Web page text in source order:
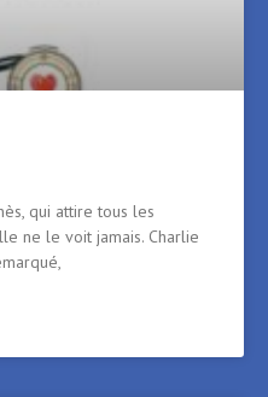
qui attire tous les
ne le voit jamais. Charlie